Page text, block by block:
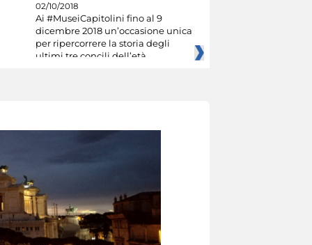
02/10/2018
Ai #MuseiCapitolini fino al 9
dicembre 2018 un’occasione unica
per ripercorrere la storia degli
ultimi tre concili dell’età